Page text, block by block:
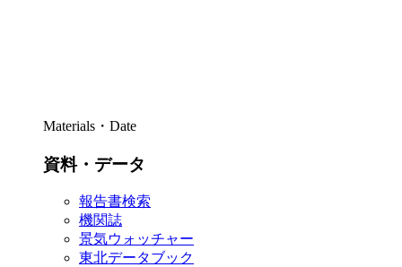
Materials・Date
資料・データ
報告書検索
機関誌
景気ウォッチャー
東北データブック